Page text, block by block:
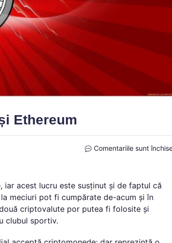
Ethereum
Comentariile sunt
iar acest lucru este susținut și de faptul că
meciuri pot fi cumpărate de-acum și în
criptovalute por putea fi folosite și
clubul sportiv.